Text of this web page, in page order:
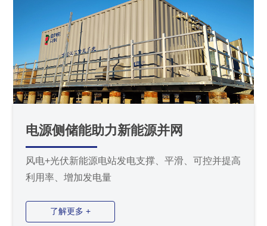
电源侧储能助力新能源并网
风电+光伏新能源电站发电支撑、平滑、可控并提高
利用率、增加发电量
了解更多 +